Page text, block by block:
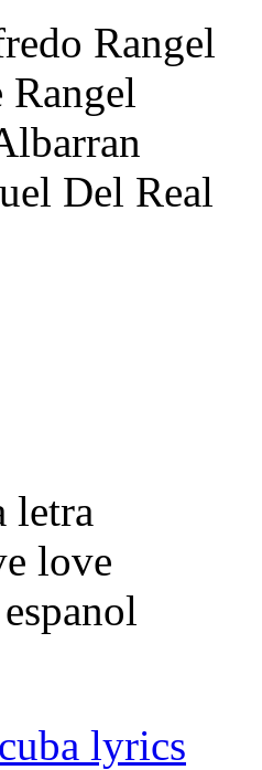
Rangel
Del Real
letra
love
lyrics